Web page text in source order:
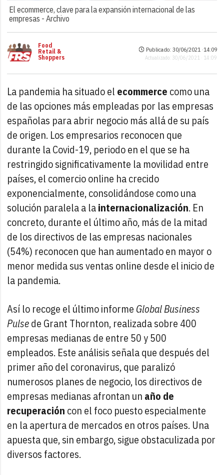
El ecommerce, clave para la expansión internacional de las
empresas -Archivo
Food
Retail &
Shoppers
Publicado: 30/06/2021 ·14:09
Actualizado: 30/06/2021 · 14:09
La pandemia ha situado el ecommerce como una
de las opciones más empleadas por las empresas
españolas para abrir negocio más allá de su país
de origen. Los empresarios reconocen que
durante la Covid-19, periodo en el que se ha
restringido significativamente la movilidad entre
países, el comercio online ha crecido
exponencialmente, consolidándose como una
solución paralela a lainternacionalización. En
concreto, durante el último año, más de la mitad
de los directivos de las empresas nacionales
(54%) reconocen que han aumentado en mayor o
menor medida sus ventas online desde el inicio de
la pandemia.
Así lo recoge el último informe Global Business
Pulsede Grant Thornton, realizada sobre 400
empresas medianas de entre 50 y 500
empleados. Este análisis señala que después del
primer año del coronavirus, que paralizó
numerosos planes de negocio, los directivos de
empresas medianas afrontan un año de
recuperación con el foco puesto especialmente
en la apertura de mercados en otros países. Una
apuesta que, sin embargo, sigue obstaculizada por
diversos factores.